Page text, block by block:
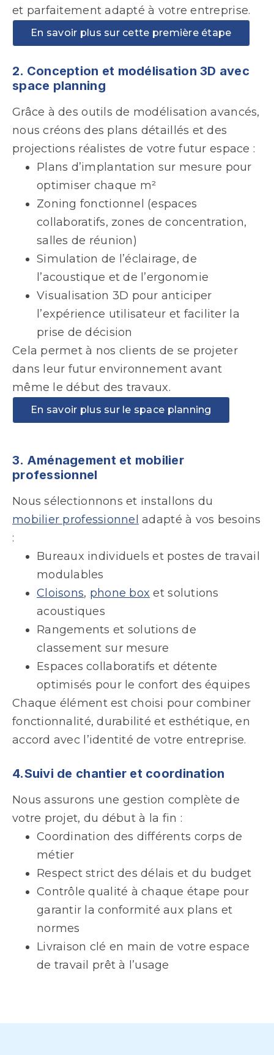
et parfaitement adapté à votre entreprise.
En savoir plus sur cette première étape
2. Conception et modélisation 3D avec
space planning
Grâce à des outils de modélisation avancés,
nous créons des plans détaillés et des
projections réalistes de votre futur espace :
Plans d’implantation sur mesure pour
optimiser chaque m²
Zoning fonctionnel (espaces
collaboratifs, zones de concentration,
salles de réunion)
Simulation de l’éclairage, de
l’acoustique et de l’ergonomie
Visualisation 3D pour anticiper
l’expérience utilisateur et faciliter la
prise de décision
Cela permet à nos clients de se projeter
dans leur futur environnement avant
même le début des travaux.
En savoir plus sur le space planning
3. Aménagement et mobilier
professionnel
Nous sélectionnons et installons du
mobilier professionnel adapté à vos besoins
:
Bureaux individuels et postes de travail
modulables
Cloisons, phone box et solutions
acoustiques
Rangements et solutions de
classement sur mesure
Espaces collaboratifs et détente
optimisés pour le confort des équipes
Chaque élément est choisi pour combiner
fonctionnalité, durabilité et esthétique, en
accord avec l’identité de votre entreprise.
4.Suivi de chantier et coordination
Nous assurons une gestion complète de
votre projet, du début à la fin :
Coordination des différents corps de
métier
Respect strict des délais et du budget
Contrôle qualité à chaque étape pour
garantir la conformité aux plans et
normes
Livraison clé en main de votre espace
de travail prêt à l’usage